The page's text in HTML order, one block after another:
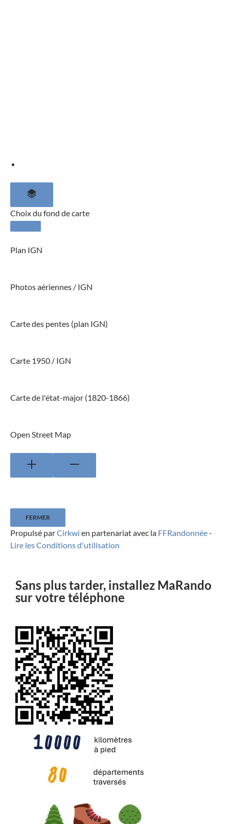
Choix du fond de carte
Plan IGN
Photos aériennes / IGN
Carte des pentes (plan IGN)
Carte 1950 / IGN
Carte de l'état-major (1820-1866)
Open Street Map
FERMER
Propulsé parCirkwi en partenariat avec la FFRandonnée-
Lire les Conditions d'utilisation
Sans plus tarder, installez MaRando
sur votre téléphone